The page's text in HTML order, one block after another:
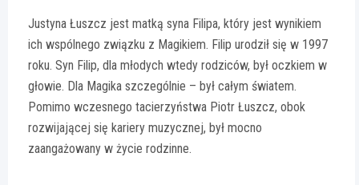
Justyna Łuszcz jest matką syna Filipa, który jest wynikiem
ich wspólnego związku z Magikiem. Filip urodził się w 1997
roku. Syn Filip, dla młodych wtedy rodziców, był oczkiem w
głowie. Dla Magika szczególnie – był całym światem.
Pomimo wczesnego tacierzyństwa Piotr Łuszcz, obok
rozwijającej się kariery muzycznej, był mocno
zaangażowany w życie rodzinne.